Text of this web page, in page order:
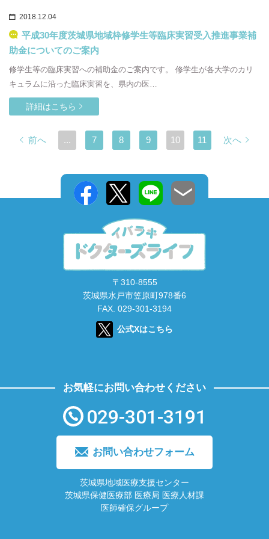
2018.12.04
平成30年度茨城県地域枠修学生等臨床実習受入推進事業補
助金についてのご案内
修学生等の臨床実習への補助金のご案内です。 修学生が各大学のカリ
キュラムに沿った臨床実習を、県内の医…
詳細はこちら
前へ ... 7 8 9 10 11 次へ
〒310-8555
茨城県水戸市笠原町978番6
FAX. 029-301-3194
公式Xはこちら
お気軽にお問い合わせください
029-301-3191
お問い合わせフォーム
茨城県地域医療支援センター
茨城県保健医療部 医療局 医療人材課
医師確保グループ